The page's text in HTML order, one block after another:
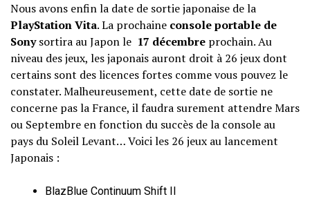
Nous avons enfin la date de sortie japonaise de la
PlayStation Vita. La prochaine console portable de
Sonysortira au Japon le 17 décembre prochain. Au
niveau des jeux, les japonais auront droit à 26 jeux dont
certains sont des licences fortes comme vous pouvez le
constater. Malheureusement, cette date de sortie ne
concerne pas la France, il faudra surement attendre Mars
ou Septembre en fonction du succès de la console au
pays du Soleil Levant… Voici les 26 jeux au lancement
Japonais :
BlazBlue Continuum Shift II